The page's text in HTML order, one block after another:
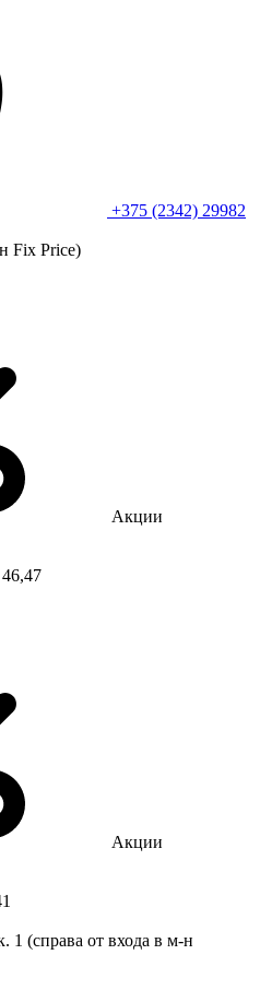
+375 (2342) 29982
Fix Рrice)
Акции
Акции
1 (справа от входа в м-н